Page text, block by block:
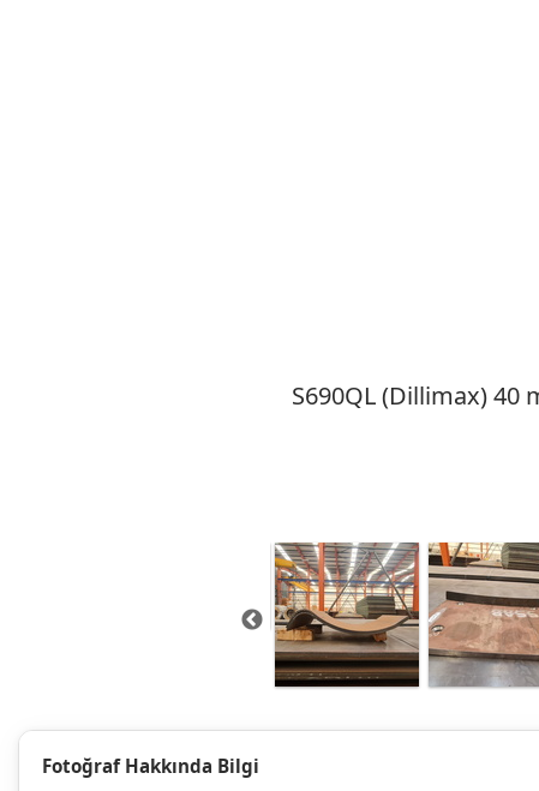
S690QL (Dillimax) 40
Fotoğraf Hakkında Bilgi